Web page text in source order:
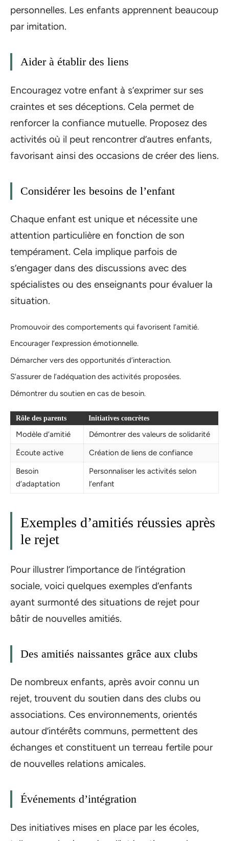
personnelles. Les enfants apprennent beaucoup
par imitation.
Aider à établir des liens
Encouragez votre enfant à s’exprimer sur ses
craintes et ses déceptions. Cela permet de
renforcer la confiance mutuelle. Proposez des
activités où il peut rencontrer d’autres enfants,
favorisant ainsi des occasions de créer des liens.
Considérer les besoins de l’enfant
Chaque enfant est unique et nécessite une
attention particulière en fonction de son
tempérament. Cela implique parfois de
s’engager dans des discussions avec des
spécialistes ou des enseignants pour évaluer la
situation.
Promouvoir des comportements qui favorisent l’amitié.
Encourager l’expression émotionnelle.
Démarcher vers des opportunités d’interaction.
S’assurer de l’adéquation des activités proposées.
Démontrer du soutien en cas de besoin.
Rôle des parents Initiatives concrètes
Modèle d’amitié
Démontrer des valeurs de solidarité
Écoute active
Création de liens de confiance
Besoin
d’adaptation
Personnaliser les activités selon
l’enfant
Exemples d’amitiés réussies après
le rejet
Pour illustrer l’importance de l’intégration
sociale, voici quelques exemples d’enfants
ayant surmonté des situations de rejet pour
bâtir de nouvelles amitiés.
Des amitiés naissantes grâce aux clubs
De nombreux enfants, après avoir connu un
rejet, trouvent du soutien dans des clubs ou
associations. Ces environnements, orientés
autour d’intérêts communs, permettent des
échanges et constituent un terreau fertile pour
de nouvelles relations amicales.
Événements d’intégration
Des initiatives mises en place par les écoles,